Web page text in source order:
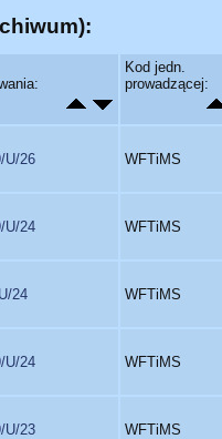
Kod jedn.
prowadzącej:
U/26 WFTiMS
U/24 WFTiMS
24 WFTiMS
U/24 WFTiMS
U/23 WFTiMS